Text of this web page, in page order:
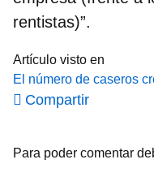
rentistas)”.
Artículo visto en
El número de caseros
Compartir
Para poder comentar